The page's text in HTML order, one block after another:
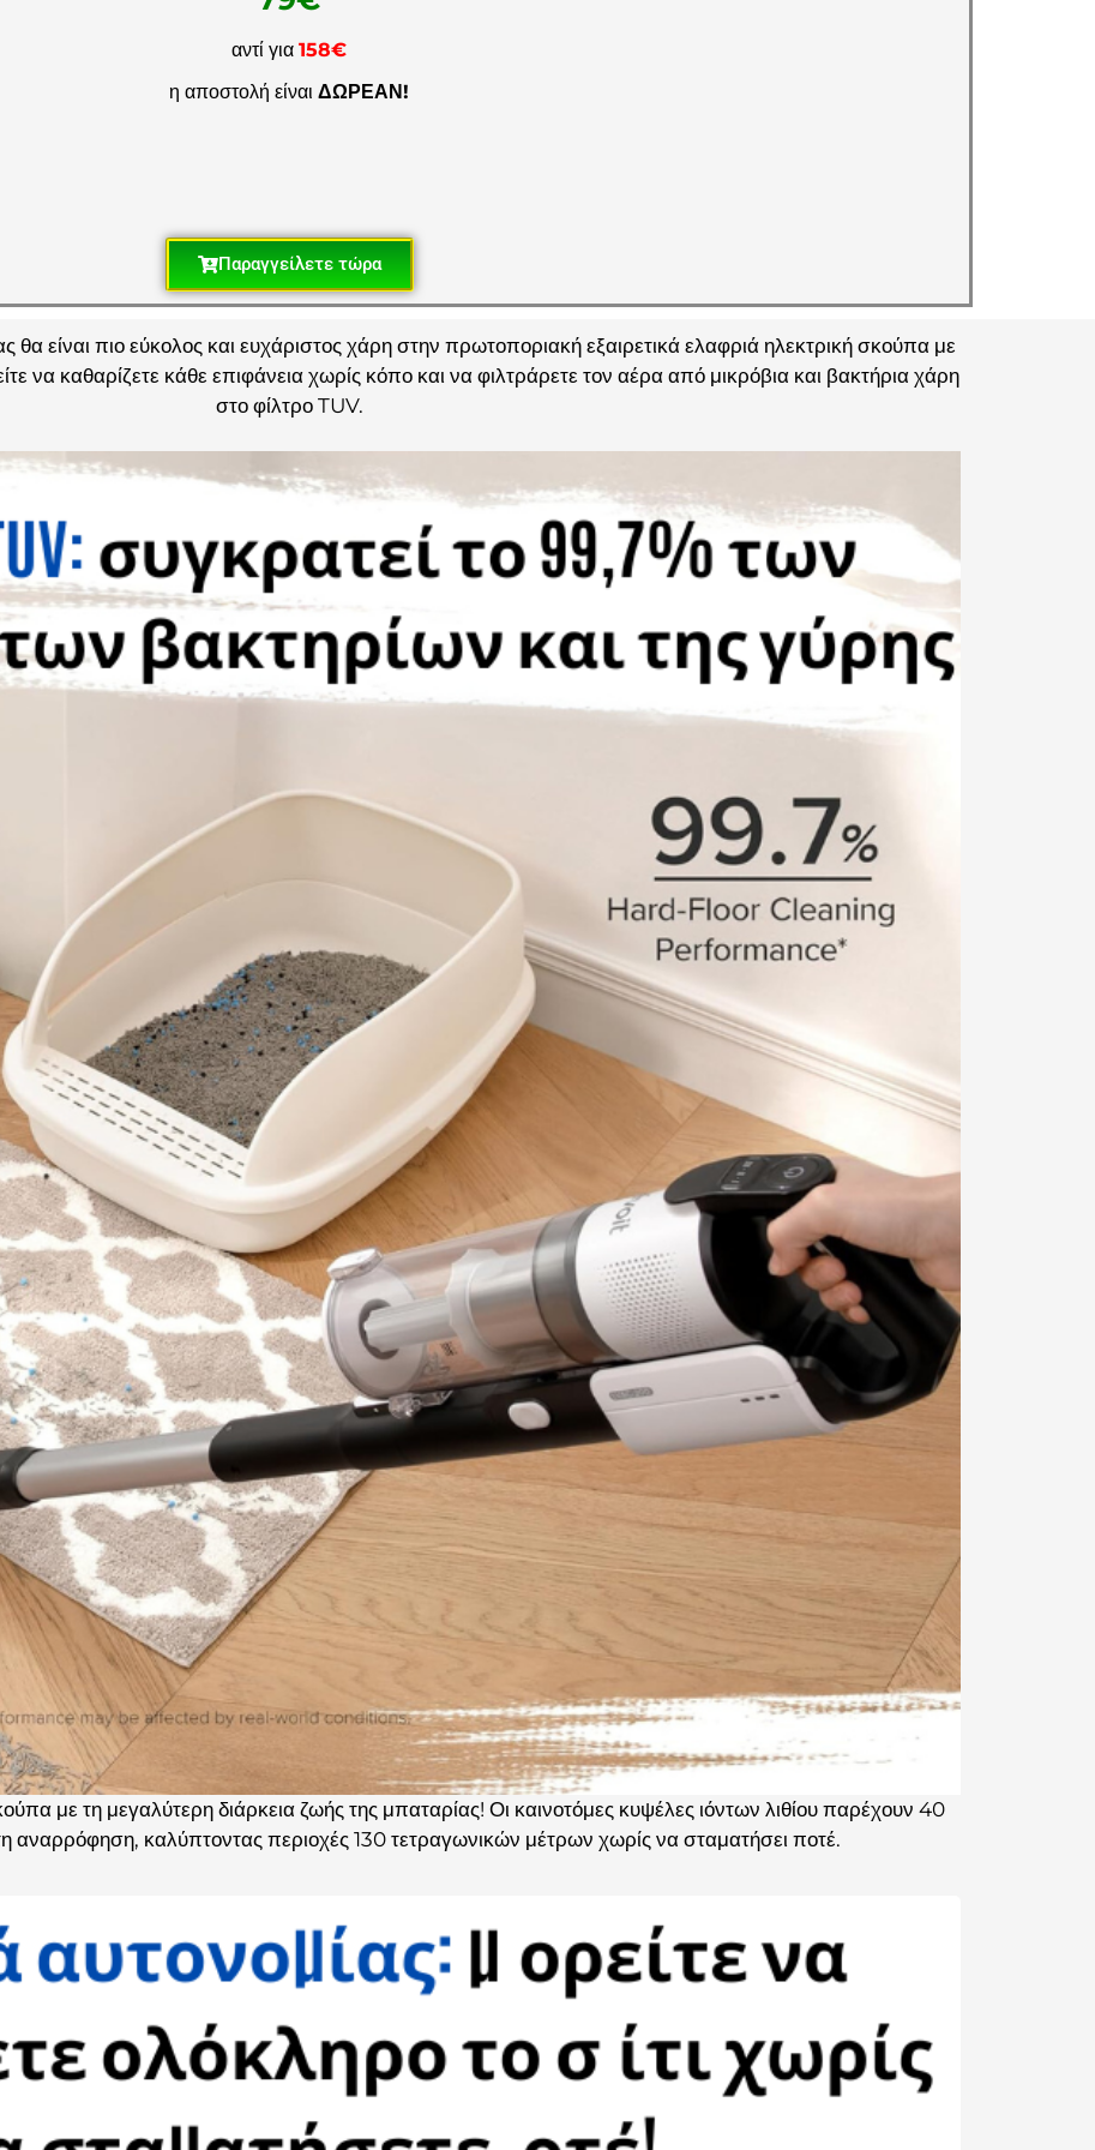
αντί για 158€
η αποστολή είναι ΔΩΡΕΑΝ!
Παραγγείλετε τώρα
είναι πιο εύκολος και ευχάριστος χάρη στην πρωτοποριακή εξαιρετικά ελαφριά ηλεκτρική σκούπα με
να καθαρίζετε κάθε επιφάνεια χωρίς κόπο και να φιλτράρετε τον αέρα από μικρόβια και βακτήρια χάρη
στο φίλτρο TUV.
με τη μεγαλύτερη διάρκεια ζωής της μπαταρίας! Οι καινοτόμες κυψέλες ιόντων λιθίου παρέχουν 40
αναρρόφηση, καλύπτοντας περιοχές 130 τετραγωνικών μέτρων χωρίς να σταματήσει ποτέ.